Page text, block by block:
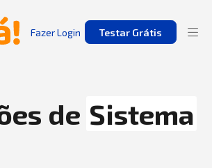
Fazer Login Testar Grátis
de Sistema